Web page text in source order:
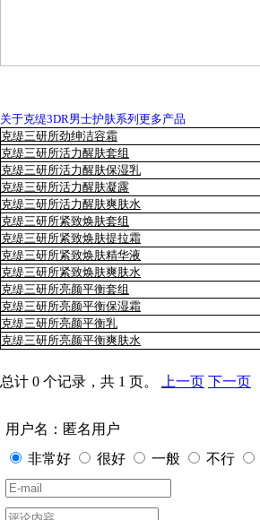
关于克缇3DR男士护肤系列更多产品
克缇三研所劲绅洁容霜
克缇三研所活力醒肤套组
克缇三研所活力醒肤保湿乳
克缇三研所活力醒肤凝露
克缇三研所活力醒肤爽肤水
克缇三研所紧致焕肤套组
克缇三研所紧致焕肤提拉霜
克缇三研所紧致焕肤精华液
克缇三研所紧致焕肤爽肤水
克缇三研所亮颜平衡套组
克缇三研所亮颜平衡保湿霜
克缇三研所亮颜平衡乳
克缇三研所亮颜平衡爽肤水
总计 0 个记录，共 1 页。 上一页 下一页
用户名：匿名用户
非常好
很好 一般 不行